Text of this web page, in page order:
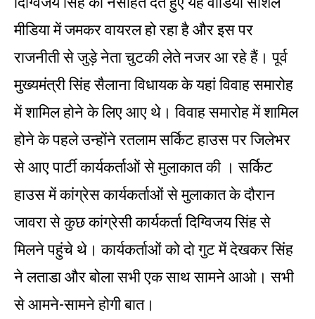
मीडिया में जमकर वायरल हो रहा है और इस पर
राजनीती से जुड़े नेता चुटकी लेते नजर आ रहे हैं। पूर्व
मुख्यमंत्री सिंह सैलाना विधायक के यहां विवाह समारोह
में शामिल होने के लिए आए थे। विवाह समारोह में शामिल
होने के पहले उन्होंने रतलाम सर्किट हाउस पर जिलेभर
से आए पार्टी कार्यकर्ताओं से मुलाकात की । सर्किट
हाउस में कांग्रेस कार्यकर्ताओं से मुलाकात के दौरान
जावरा से कुछ कांग्रेसी कार्यकर्ता दिग्विजय सिंह से
मिलने पहुंचे थे। कार्यकर्ताओं को दो गुट में देखकर सिंह
ने लताडा और बोला सभी एक साथ सामने आओ। सभी
से आमने-सामने होगी बात।